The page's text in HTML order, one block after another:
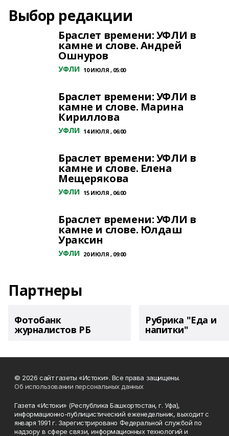
Выбор редакции
Браслет времени: УФЛИ в
камне и слове. Андрей
Ошнуров
УФЛИ 10 ИЮЛЯ , 05:00
Браслет времени: УФЛИ в
камне и слове. Марина
Кириллова
УФЛИ 14 ИЮЛЯ , 06:00
Браслет времени: УФЛИ в
камне и слове. Елена
Мещерякова
УФЛИ 15 ИЮЛЯ , 06:00
Браслет времени: УФЛИ в
камне и слове. Юлдаш
Ураксин
УФЛИ 20 ИЮЛЯ , 09:00
Партнеры
Фотобанк
журналистов РБ
Рубрика "Еда и
напитки"
© 2026 сайт газеты «Истоки». Все права защищены.
Об использовании персональных данных
Газета «Истоки» (Республика Башкортостан, г. Уфа),
информационно-публицистический еженедельник, выходит с
января 1991 г. Зарегистрировано Федеральной службой по
надзору в сфере связи, информационных технологий и